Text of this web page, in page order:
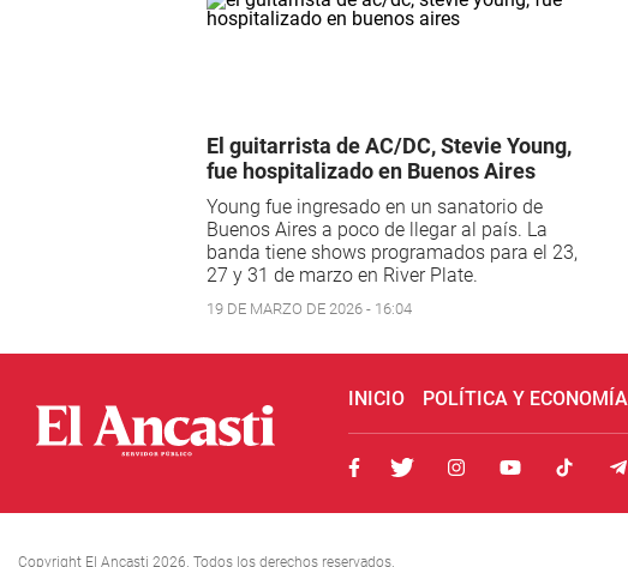
El guitarrista de AC/DC, Stevie Young,
fue hospitalizado en Buenos Aires
Young fue ingresado en un sanatorio de
Buenos Aires a poco de llegar al país. La
banda tiene shows programados para el 23,
27 y 31 de marzo en River Plate.
19 DE MARZO DE 2026 - 16:04
INICIO POLÍTICA Y ECONOMÍA
Copyright El Ancasti 2026. Todos los derechos reservados.